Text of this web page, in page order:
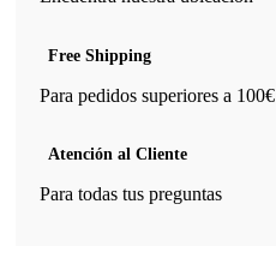
Free Shipping
Para pedidos superiores a 100€
Atención al Cliente
Para todas tus preguntas